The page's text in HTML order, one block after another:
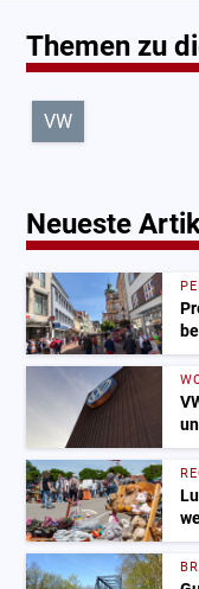
Themen zu
VW
Neueste